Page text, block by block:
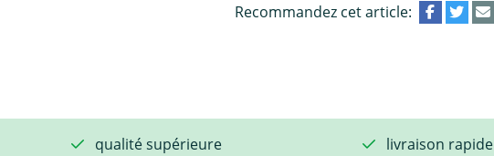
Recommandez cet article:
qualité supérieure livraison rapide